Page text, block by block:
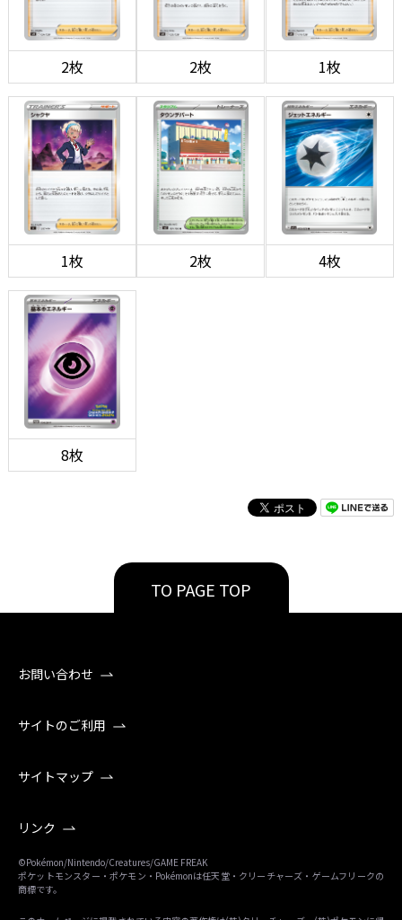
2枚 2枚 1枚
1枚 2枚 4枚
8枚
TO PAGE TOP
お問い合わせ
サイトのご利用
サイトマップ
リンク
©Pokémon/Nintendo/Creatures/GAME FREAK
ポケットモンスター・ポケモン・Pokémonは任天堂・クリーチャーズ・ゲームフリークの
商標です。